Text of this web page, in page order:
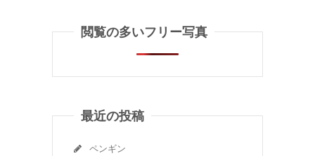
閲覧の多いフリー写真
最近の投稿
ペンギン